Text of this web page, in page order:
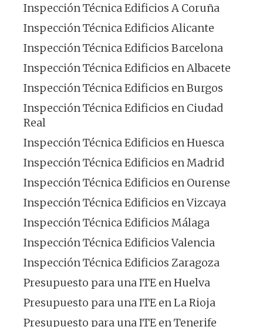
Inspección Técnica Edificios A Coruña
Inspección Técnica Edificios Alicante
Inspección Técnica Edificios Barcelona
Inspección Técnica Edificios en Albacete
Inspección Técnica Edificios en Burgos
Inspección Técnica Edificios en Ciudad
Real
Inspección Técnica Edificios en Huesca
Inspección Técnica Edificios en Madrid
Inspección Técnica Edificios en Ourense
Inspección Técnica Edificios en Vizcaya
Inspección Técnica Edificios Málaga
Inspección Técnica Edificios Valencia
Inspección Técnica Edificios Zaragoza
Presupuesto para una ITE en Huelva
Presupuesto para una ITE en La Rioja
Presupuesto para una ITE en Tenerife